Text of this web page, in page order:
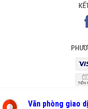
Văn phòng giao